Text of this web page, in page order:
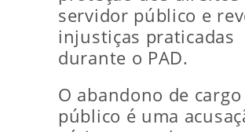
servidor público e
injustiças praticadas
durante o PAD.
O abandono de cargo
público é uma